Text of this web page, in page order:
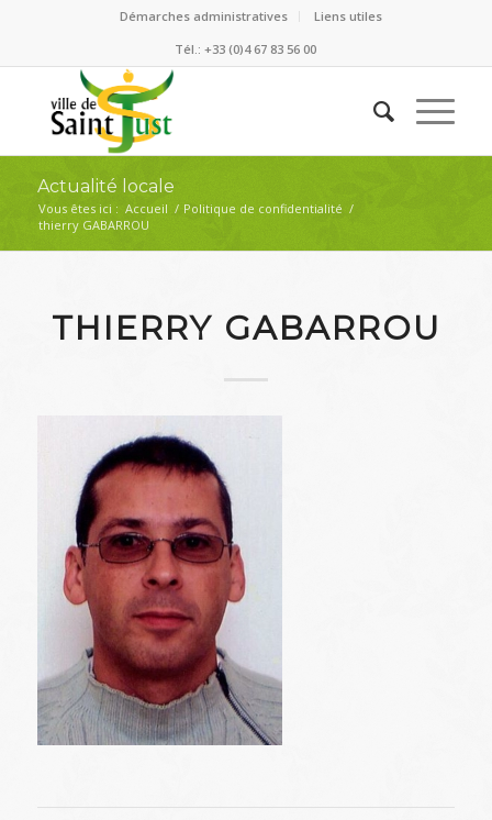
Démarches administratives
Liens utiles
Tél.: +33 (0)4 67 83 56 00
Actualité locale
Vous êtes ici : Accueil / Politique de confidentialité /
thierry GABARROU
THIERRY GABARROU